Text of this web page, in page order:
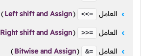
العامل <<=
(
Left shift and Assign
)
العامل >>=
(
Right shift and Assign
العامل &=
(
Bitwise and Assign
)